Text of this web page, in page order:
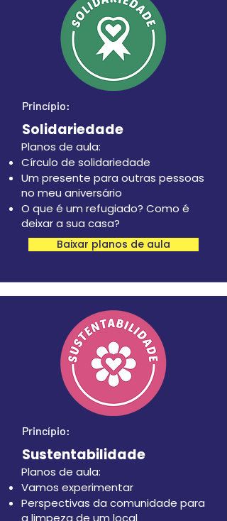
Princípio:
Solidariedade
Planos de aula:
Círculo de solidariedade
Um presente para outras pessoas
no meu aniversário
O que é um refugiado? Como é
deixar a sua casa?
Baixar planos de aula
Princípio:
Sustentabilidade
Planos de aula:
Vamos experimentar
Perspectivas da comunidade para
a limpeza de um local